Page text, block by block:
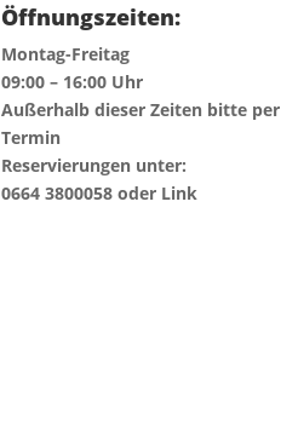
Öffnungszeiten:
Montag-Freitag
09:00 – 16:00 Uhr
Außerhalb dieser Zeiten bitte per
Termin
Reservierungen unter:
0664 3800058 oder Link